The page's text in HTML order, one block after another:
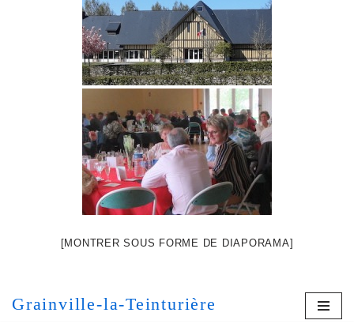
[MONTRER SOUS FORME DE DIAPORAMA]
Grainville-la-Teinturière